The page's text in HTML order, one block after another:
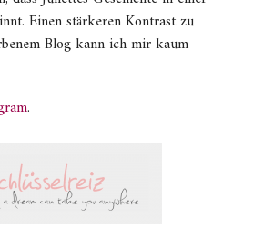
Einen stärkeren Kontrast zu
Blog kann ich mir kaum
.